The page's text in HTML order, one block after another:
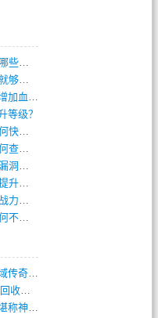
势？
吗？
量？
等级？
置？
？
力？
攻略
析？
？
传奇之路，魔域重现：揭秘最新魔之域传奇攻(712)
回收钱银，满载而归：传奇私服RMB回收装(548)
亟待解答：传奇十大变态装备，哪件堪称神器(347)